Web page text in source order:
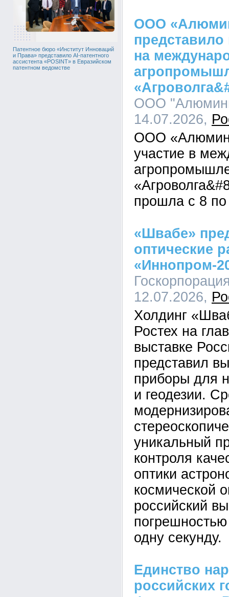
Патентное бюро «Институт Инноваций
и Права» представило AI-патентного
ассистента «POSINT» в Евразийском
патентном ведомстве
ООО
на
ООО
14.07.2026,
ООО
участие в
прошла с 8
«Швабе»
оптические
«Иннопром-
12.07.2026,
Холдинг
Ростех на
выставке
представил
приборы для
и геодезии.
уникальный
контроля
оптики
космической
российский
одну секунду.
Единство
российских